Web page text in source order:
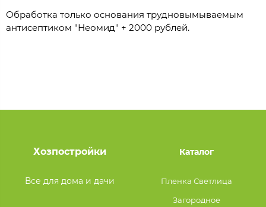
Обработка только основания трудновымываемым
антисептиком "Неомид" + 2000 рублей.
Хозпостройки
Все для дома и дачи
Каталог
Пленка Светлица
Загородное